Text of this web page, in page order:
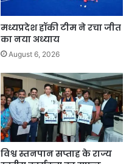
मध्यप्रदेश हॉकी टीम ने रचा जीत
का नया अध्याय
August 6, 2026
विश्व स्तनपान सप्ताह के राज्य